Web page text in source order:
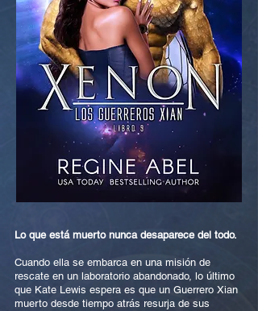
Lo que está muerto nunca desaparece del todo.
Cuando ella se embarca en una misión de
rescate en un laboratorio abandonado, lo último
que Kate Lewis espera es que un Guerrero Xian
muerto desde tiempo atrás resurja de sus